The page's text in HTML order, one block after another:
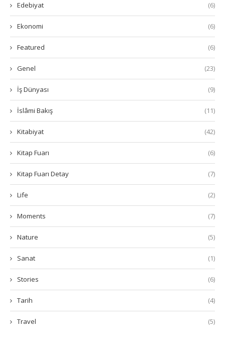
Edebiyat (6)
Ekonomi (6)
Featured (6)
Genel (23)
İş Dünyası (9)
İslâmi Bakış (11)
Kitabiyat (42)
Kitap Fuarı (6)
Kitap Fuarı Detay (7)
Life (2)
Moments (7)
Nature (5)
Sanat (1)
Stories (6)
Tarih (4)
Travel (5)